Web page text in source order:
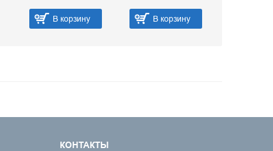
В корзину В корзину
КОНТАКТЫ